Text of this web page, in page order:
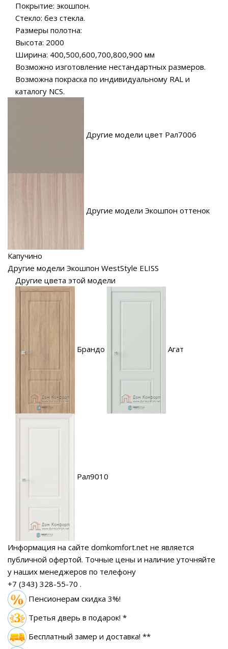
Покрытие: экошпон.
Стекло: без стекла.
Размеры полотна:
Высота: 2000
Ширина: 400,500,600,700,800,900 мм
Возможно изготовление нестандартных размеров.
Возможна покраска по индивидуальному RAL и
каталогу NCS.
Другие модели цвет Рал7006
Другие модели Экошпон оттенок
Капучино
Другие модели Экошпон WestStyle ELISS
Другие цвета этой модели
Брандо Агат
Рал9010
Информация на сайте domkomfort.net не является
публичной офертой. Точные цены и наличие уточняйте
у наших менеджеров по телефону
+7 (343) 328-55-70 .
Пенсионерам скидка 3%!
Третья дверь в подарок! *
Бесплатный замер и доставка! **